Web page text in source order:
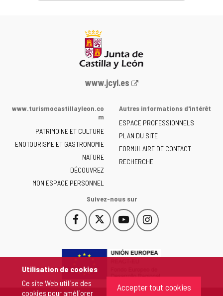
Utilisation de cookies
Ce site Web utilise des
cookies pour améliorer
Accepter tout cookies
Portail
la
de
Castilla
y
León
-
www.jcyl.es
www.turismocastillayleon.co
m
PATRIMOINE ET CULTURE
ENOTOURISME ET GASTRONOMIE
NATURE
DÉCOUVREZ
MON ESPACE PERSONNEL
Autres informations d'intérêt
ESPACE PROFESSIONNELS
PLAN DU SITE
FORMULAIRE DE CONTACT
RECHERCHE
Suivez-nous sur
Facebook
Este
enlace
abrirá
una
ventana
nueva.
Este
enlace
abrirá
ventana
nueva.
YouTube
Este
enlace
abrirá
ventana
nueva.
Instagram
Este
enlace
abrirá
ventana
nueva.